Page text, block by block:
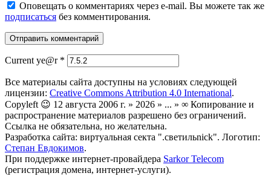
Оповещать о комментариях через e-mail. Вы можете так же
подписаться без комментирования.
Current ye@r *
Все материалы сайта доступны на условиях следующей
лицензии: Creative Commons Attribution 4.0 International.
Copyleft 😉 12 августа 2006 г. » 2026 » ... » ∞ Копирование и
распространение материалов разрешено без ограничений.
Ссылка не обязательна, но желательна.
Разработка сайта: виртуальная секта ".светильnick". Логотип:
Степан Евдокимов.
При поддержке интернет-провайдера Sarkor Telecom
(регистрация домена, интернет-услуги).